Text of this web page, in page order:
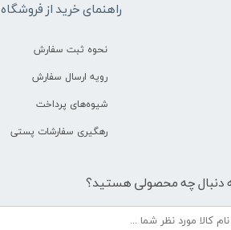
راهنمای خرید از فروشگاه
نحوه ثبت سفارش
رویه ارسال سفارش
شیوه‌های پرداخت
رهگیری سفارشات پستی
دنبال چه محصولی هستید؟